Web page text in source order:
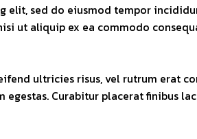
elit, sed do eiusmod tempor
ut aliquip ex ea commodo
ultricies risus, vel rutrum erat
egestas. Curabitur placerat finibus